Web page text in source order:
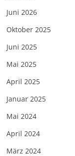
Juni 2026
Oktober 2025
Juni 2025
Mai 2025
April 2025
Januar 2025
Mai 2024
April 2024
März 2024